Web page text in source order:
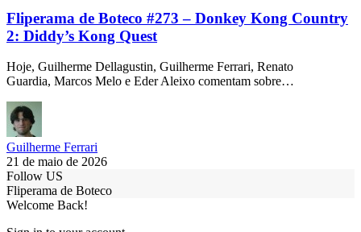
Fliperama de Boteco #273 – Donkey Kong Country
2: Diddy’s Kong Quest
Hoje, Guilherme Dellagustin, Guilherme Ferrari, Renato
Guardia, Marcos Melo e Eder Aleixo comentam sobre…
Guilherme Ferrari
21 de maio de 2026
Follow US
Fliperama de Boteco
Welcome Back!